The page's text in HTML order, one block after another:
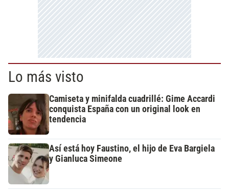
Lo más visto
Camiseta y minifalda cuadrillé: Gime Accardi
conquista España con un original look en
tendencia
Así está hoy Faustino, el hijo de Eva Bargiela
y Gianluca Simeone